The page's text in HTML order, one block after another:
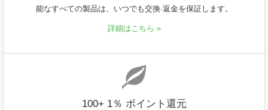
能なすべての製品は、いつでも交換·返金を保証します。
詳細はこちら »
100+ 1％ ポイント還元